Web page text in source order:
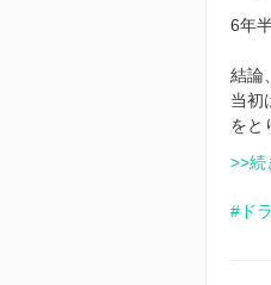
6年
結論
当初
をと
>>続
#ド